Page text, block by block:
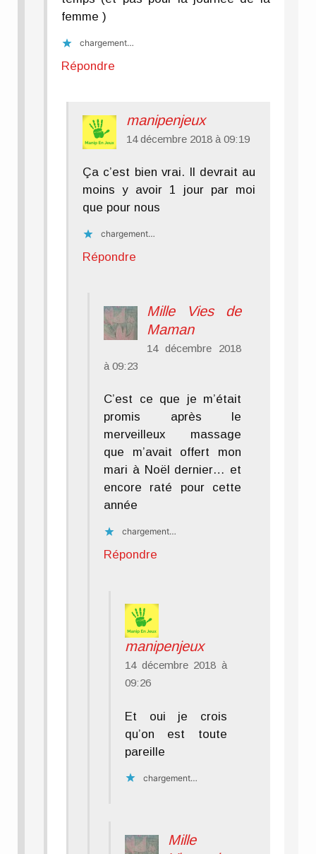
femme )
chargement…
Répondre
manipenjeux
14 décembre 2018 à 09:19
Ça c’est bien vrai. Il devrait au
moins y avoir 1 jour par moi
que pour nous
chargement…
Répondre
Mille Vies de
Maman
14 décembre 2018
à 09:23
C’est ce que je m’était
promis après le
merveilleux massage
que m’avait offert mon
mari à Noël dernier… et
encore raté pour cette
année
chargement…
Répondre
manipenjeux
14 décembre 2018 à
09:26
Et oui je crois
qu’on est toute
pareille
chargement…
Mille